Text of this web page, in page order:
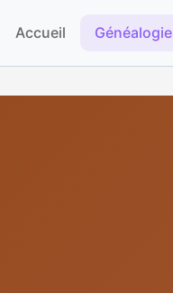
Accueil Généalogie